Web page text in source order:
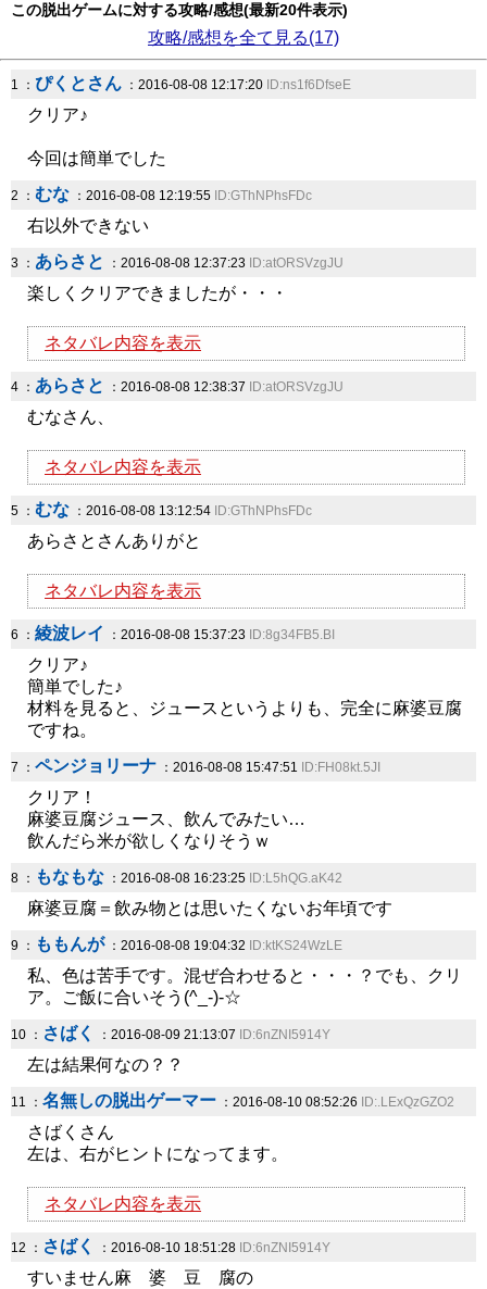
この脱出ゲームに対する攻略/感想(最新20件表示)
攻略/感想を全て見る(17)
1 ： ぴくとさん ：2016-08-08 12:17:20 ID:ns1f6DfseE
クリア♪
今回は簡単でした
2 ： むな ：2016-08-08 12:19:55 ID:GThNPhsFDc
右以外できない
3 ： あらさと ：2016-08-08 12:37:23 ID:atORSVzgJU
楽しくクリアできましたが・・・
ネタバレ内容を表示
4 ： あらさと ：2016-08-08 12:38:37 ID:atORSVzgJU
むなさん、
ネタバレ内容を表示
5 ： むな ：2016-08-08 13:12:54 ID:GThNPhsFDc
あらさとさんありがと
ネタバレ内容を表示
6 ： 綾波レイ ：2016-08-08 15:37:23 ID:8g34FB5.BI
クリア♪
簡単でした♪
材料を見ると、ジュースというよりも、完全に麻婆豆腐
ですね。
7 ： ペンジョリーナ ：2016-08-08 15:47:51 ID:FH08kt.5JI
クリア！
麻婆豆腐ジュース、飲んでみたい…
飲んだら米が欲しくなりそうｗ
8 ： もなもな ：2016-08-08 16:23:25 ID:L5hQG.aK42
麻婆豆腐＝飲み物とは思いたくないお年頃です
9 ： ももんが：2016-08-08 19:04:32 ID:ktKS24WzLE
私、色は苦手です。混ぜ合わせると・・・？でも、クリ
ア。ご飯に合いそう(^_-)-☆
10 ： さばく ：2016-08-09 21:13:07 ID:6nZNI5914Y
左は結果何なの？？
11 ： 名無しの脱出ゲーマー ：2016-08-10 08:52:26 ID:.LExQzGZO2
さばくさん
左は、右がヒントになってます。
ネタバレ内容を表示
12 ： さばく ：2016-08-10 18:51:28 ID:6nZNI5914Y
すいません麻 婆 豆 腐の